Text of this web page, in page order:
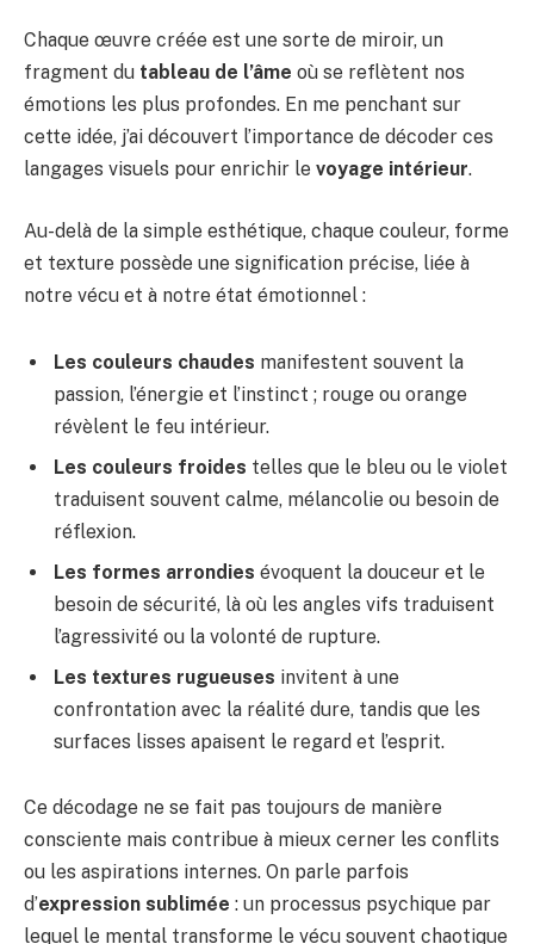
Chaque œuvre créée est une sorte de miroir, un
fragment du tableau de l’âme où se reflètent nos
émotions les plus profondes. En me penchant sur
cette idée, j’ai découvert l’importance de décoder ces
langages visuels pour enrichir le voyage intérieur.
Au-delà de la simple esthétique, chaque couleur, forme
et texture possède une signification précise, liée à
notre vécu et à notre état émotionnel :
Les couleurs chaudes manifestent souvent la
passion, l’énergie et l’instinct ; rouge ou orange
révèlent le feu intérieur.
Les couleurs froides telles que le bleu ou le violet
traduisent souvent calme, mélancolie ou besoin de
réflexion.
Les formes arrondies évoquent la douceur et le
besoin de sécurité, là où les angles vifs traduisent
l’agressivité ou la volonté de rupture.
Les textures rugueuses invitent à une
confrontation avec la réalité dure, tandis que les
surfaces lisses apaisent le regard et l’esprit.
Ce décodage ne se fait pas toujours de manière
consciente mais contribue à mieux cerner les conflits
ou les aspirations internes. On parle parfois
d’expression sublimée : un processus psychique par
lequel le mental transforme le vécu souvent chaotique